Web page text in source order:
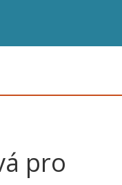
pro